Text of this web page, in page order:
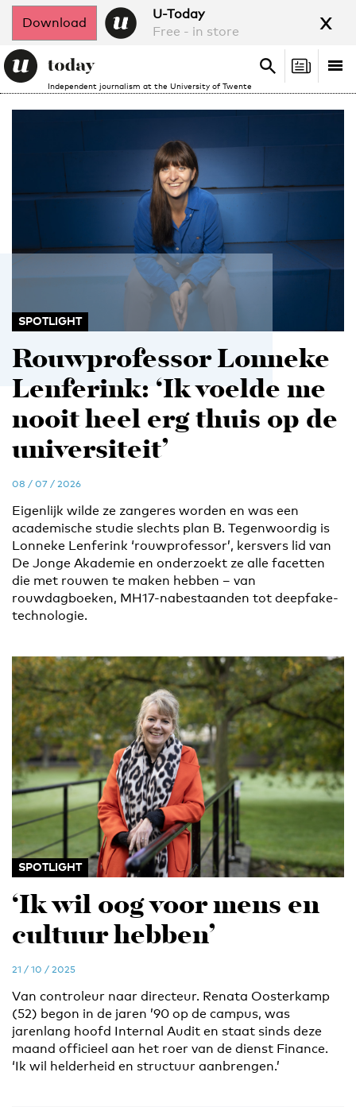
Download
U-Today
Free - in store
x
Independent journalism at the University of Twente
Search
Search
SPOTLIGHT
Rouwprofessor Lonneke
Lenferink: ‘Ik voelde me
nooit heel erg thuis op de
universiteit’
08 / 07 / 2026
Eigenlijk wilde ze zangeres worden en was een
academische studie slechts plan B. Tegenwoordig is
Lonneke Lenferink ‘rouwprofessor’, kersvers lid van
De Jonge Akademie en onderzoekt ze alle facetten
die met rouwen te maken hebben – van
rouwdagboeken, MH17-nabestaanden tot deepfake-
technologie.
SPOTLIGHT
‘Ik wil oog voor mens en
cultuur hebben’
21 / 10 / 2025
Van controleur naar directeur. Renata Oosterkamp
(52) begon in de jaren ’90 op de campus, was
jarenlang hoofd Internal Audit en staat sinds deze
maand officieel aan het roer van de dienst Finance.
‘Ik wil helderheid en structuur aanbrengen.’